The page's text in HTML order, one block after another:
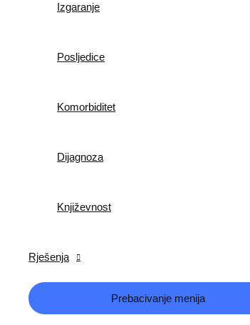
Izgaranje
Posljedice
Komorbiditet
Dijagnoza
Književnost
Rješenja
Prebacivanje menija